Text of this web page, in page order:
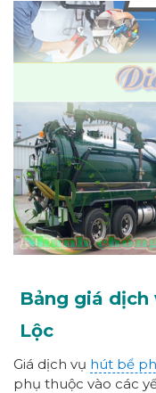
Bảng giá
Lộc
Giá dịch vụ hút bể
phụ thuộc vào các